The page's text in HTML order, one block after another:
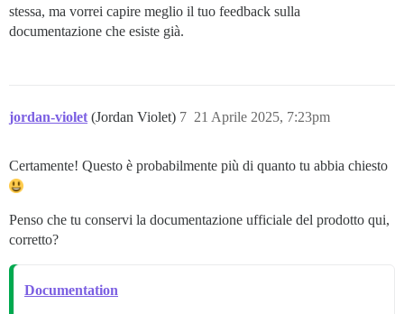
stessa, ma vorrei capire meglio il tuo feedback sulla
documentazione che esiste già.
jordan-violet (Jordan Violet) 21 Aprile 2025, 7:23pm
7
Certamente! Questo è probabilmente più di quanto tu abbia chiesto
Penso che tu conservi la documentazione ufficiale del prodotto qui,
corretto?
Documentation